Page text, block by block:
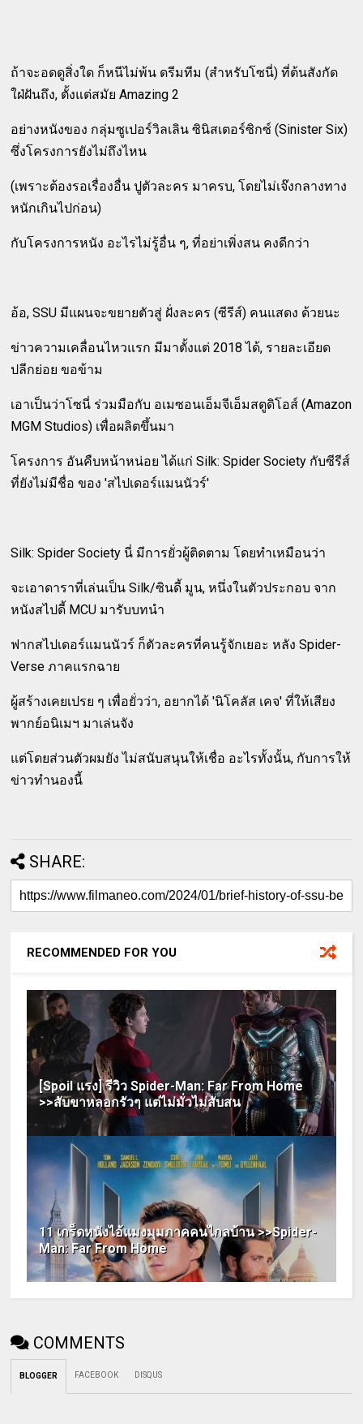
ถ้าจะอดดูสิ่งใด ก็หนีไม่พ้น ดรีมทีม (สำหรับโซนี่) ที่ต้นสังกัด
ใฝ่ฝันถึง, ตั้งแต่สมัย Amazing 2
อย่างหนังของ กลุ่มซูเปอร์วิลเลิน ซินิสเตอร์ซิกซ์ (Sinister Six)
ซึ่งโครงการยังไม่ถึงไหน
(เพราะต้องรอเรื่องอื่น ปูตัวละคร มาครบ, โดยไม่เจ๊งกลางทาง
หนักเกินไปก่อน)
กับโครงการหนัง อะไรไม่รู้อื่น ๆ, ที่อย่าเพิ่งสน คงดีกว่า
อ้อ, SSU มีแผนจะขยายตัวสู่ ฝั่งละคร (ซีรีส์) คนแสดง ด้วยนะ
ข่าวความเคลื่อนไหวแรก มีมาตั้งแต่ 2018 ได้, รายละเอียด
ปลีกย่อย ขอข้าม
เอาเป็นว่าโซนี่ ร่วมมือกับ อเมซอนเอ็มจีเอ็มสตูดิโอส์ (Amazon
MGM Studios) เพื่อผลิตขึ้นมา
โครงการ อันคืบหน้าหน่อย ได้แก่ Silk: Spider Society กับซีรีส์
ที่ยังไม่มีชื่อ ของ 'สไปเดอร์แมนนัวร์'
Silk: Spider Society นี่ มีการยั่วผู้ติดตาม โดยทำเหมือนว่า
จะเอาดาราที่เล่นเป็น Silk/ซินดี้ มูน, หนึ่งในตัวประกอบ จาก
หนังสไปดี้ MCU มารับบทนำ
ฟากสไปเดอร์แมนนัวร์ ก็ตัวละครที่คนรู้จักเยอะ หลัง Spider-
Verse ภาคแรกฉาย
ผู้สร้างเคยเปรย ๆ เพื่อยั่วว่า, อยากได้ 'นิโคลัส เคจ' ที่ให้เสียง
พากย์อนิเมฯ มาเล่นจัง
แต่โดยส่วนตัวผมยัง ไม่สนับสนุนให้เชื่อ อะไรทั้งนั้น, กับการให้
ข่าวทำนองนี้
SHARE:
RECOMMENDED FOR YOU
[Spoil แรง] รีวิว Spider-Man: Far From Home
>>สับขาหลอกรัวๆ แต่ไม่มั่วไม่สับสน
11 เกร็ดหนังไอ้แมงมุมภาคคนไกลบ้าน >>Spider-
Man: Far From Home
COMMENTS
BLOGGER FACEBOOK DISQUS